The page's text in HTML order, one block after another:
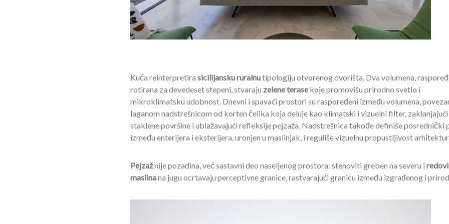
Kuća reinterpretira sicilijansku ruralnutipologiju otvorenog dvorišta. Dva volumena,
rotirana za devedeset stepeni, stvaraju zelene terasekoje promovišu prirodno svetlo i
mikroklimatsku udobnost. Dnevni i spavaći prostori su raspoređeni između volumena,
laganom nadstrešnicom od korten čelika koja deluje kao klimatski i vizuelni filter, zaklanjajući
staklene površine i ublažavajući refleksije pejzaža. Nadstrešnica takođe definiše posrednički
između enterijera i eksterijera, uronjen u maslinjak, i reguliše vizuelnu propustljivost
Pejzažnije pozadina, već sastavni deo naseljenog prostora: stenoviti greben na severu i redovi
maslinana jugu ocrtavaju perceptivne granice, rastvarajući granicu između izgrađenog i